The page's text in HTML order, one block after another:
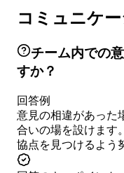
コミュニケ
チーム内での
すか？
回答例
意見の相違があった
合いの場を設けます
協点を見つけるよう